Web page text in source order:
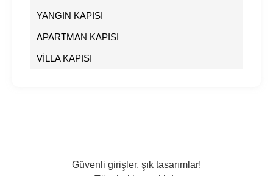
YANGIN KAPISI
APARTMAN KAPISI
VİLLA KAPISI
Güvenli girişler, şık tasarımlar!